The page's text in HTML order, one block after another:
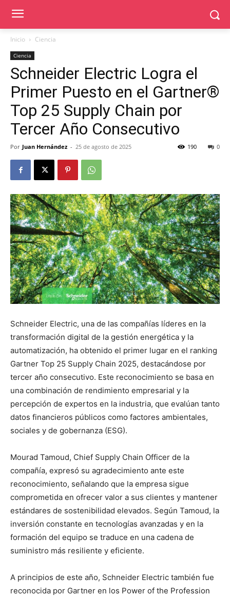
Inicio Ciencia
Ciencia
Schneider Electric Logra el
Primer Puesto en el Gartner®
Top 25 Supply Chain por
Tercer Año Consecutivo
Por Juan Hernández - 25 de agosto de 2025 0
190
Schneider Electric, una de las compañías líderes en la
transformación digital de la gestión energética y la
automatización, ha obtenido el primer lugar en el ranking
Gartner Top 25 Supply Chain 2025, destacándose por
tercer año consecutivo. Este reconocimiento se basa en
una combinación de rendimiento empresarial y la
percepción de expertos en la industria, que evalúan tanto
datos financieros públicos como factores ambientales,
sociales y de gobernanza (ESG).
Mourad Tamoud, Chief Supply Chain Officer de la
compañía, expresó su agradecimiento ante este
reconocimiento, señalando que la empresa sigue
comprometida en ofrecer valor a sus clientes y mantener
estándares de sostenibilidad elevados. Según Tamoud, la
inversión constante en tecnologías avanzadas y en la
formación del equipo se traduce en una cadena de
suministro más resiliente y eficiente.
A principios de este año, Schneider Electric también fue
reconocida por Gartner en los Power of the Profession